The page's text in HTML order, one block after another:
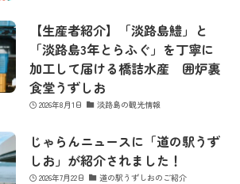
営業カレンダー
お問い合わせ
【生産者紹介】「淡路島鱧」と
「淡路島3年とらふぐ」を丁寧に
加工して届ける橋詰水産 囲炉裏
食堂うずしお
2026年8月1日 淡路島の観光情報
じゃらんニュースに「道の駅うず
しお」が紹介されました！
2026年7月22日 道の駅うずしおのご紹介